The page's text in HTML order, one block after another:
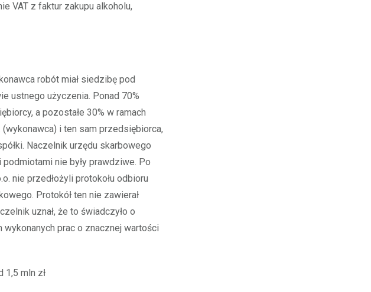
VAT z faktur zakupu alkoholu,
robót miał siedzibę pod
ustnego użyczenia. Ponad 70%
a pozostałe 30% w ramach
(wykonawca) i ten sam przedsiębiorca,
Naczelnik urzędu skarbowego
nie były prawdziwe. Po
nie przedłożyli protokołu odbioru
Protokół ten nie zawierał
uznał, że to świadczyło o
prac o znacznej wartości
1,5 mln zł